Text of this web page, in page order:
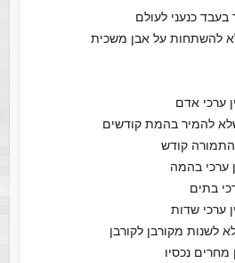
כנעני לעולם
להשתחות על אבן משכית
ערכי אדם
להמיר בהמת קודשים
קודש
ערכי בהמה
בתים
ערכי שדות
לשנות מקורבן לקורבן
מחרים נכסיו